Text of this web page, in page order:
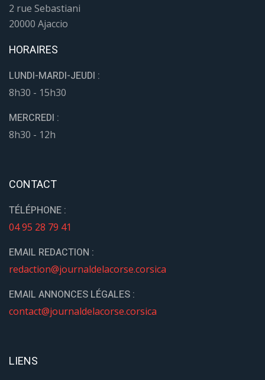
2 rue Sebastiani
20000 Ajaccio
HORAIRES
LUNDI-MARDI-JEUDI :
8h30 - 15h30
MERCREDI :
8h30 - 12h
CONTACT
TÉLÉPHONE :
04 95 28 79 41
EMAIL REDACTION :
redaction@journaldelacorse.corsica
EMAIL ANNONCES LÉGALES :
contact@journaldelacorse.corsica
LIENS